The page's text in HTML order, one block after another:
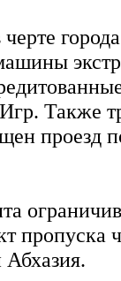
Также
проезд
пропуска